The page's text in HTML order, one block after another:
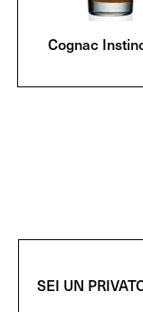
Cognac
SEI UN